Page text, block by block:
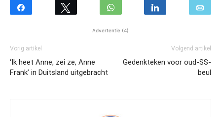
Advertentie (4)
Vorig artikel
‘Ik heet Anne, zei ze, Anne
Frank’ in Duitsland uitgebracht
Volgend artikel
Gedenkteken voor oud-SS-
beul